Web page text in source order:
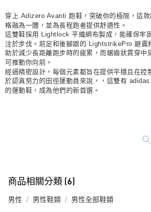
穿上 Adizero Avanti 跑鞋，突破你的極限，這
格融為一體，並為長程跑者提供舒適性。
這雙鞋採用 Lightlock 平織網布製成，能確保牢
注於步伐。前足和後腳跟的 LightstrikePro 避震
助於減少長距離跑步時的疲累，而鋸齒狀貫穿中
可推動你向前。
經過精密設計，每個元素都旨在提供平穩且在控
於認真努力的田徑運動員來說，，這雙有
的運動鞋，成為他們的新首選。
商品相關分類 (6)
男性 男性鞋類 男性全部鞋類